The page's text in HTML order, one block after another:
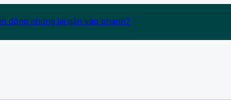
động nhưng lại gắn vào phanh?